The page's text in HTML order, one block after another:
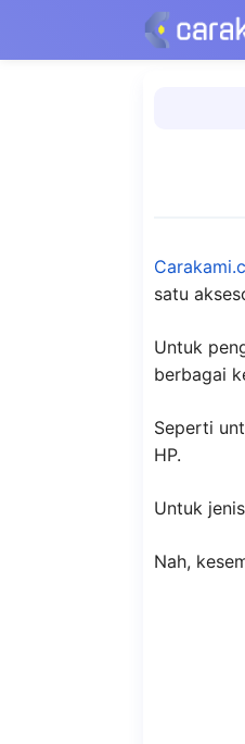
isi
satu
Untuk
berbagai
Seperti
HP.
Untuk
Nah,